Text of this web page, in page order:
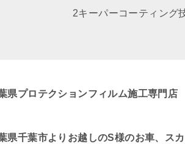
2キーパーコーティング
県プロテクションフィルム施工専門店
県千葉市よりお越しのS様のお車、ス